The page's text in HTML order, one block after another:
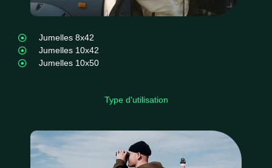
Jumelles 8x42
Jumelles 10x42
Jumelles 10x50
Type d'utilisation